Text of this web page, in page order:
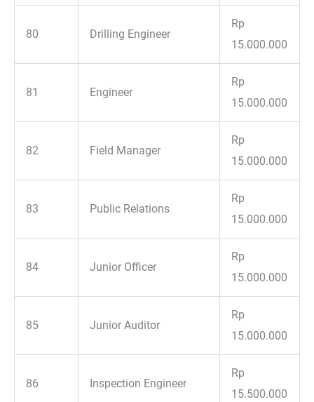
80 Drilling Engineer
Rp
15.000.000
81 Engineer
Rp
15.000.000
82 Field Manager
Rp
15.000.000
83 Public Relations
Rp
15.000.000
84 Junior Officer
Rp
15.000.000
85 Junior Auditor
Rp
15.000.000
86 Inspection Engineer
Rp
15.500.000